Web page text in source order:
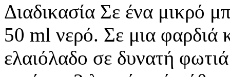
Διαδικασία Σε ένα μικρό
50 ml νερό. Σε μια φαρδιά
ελαιόλαδο σε δυνατή